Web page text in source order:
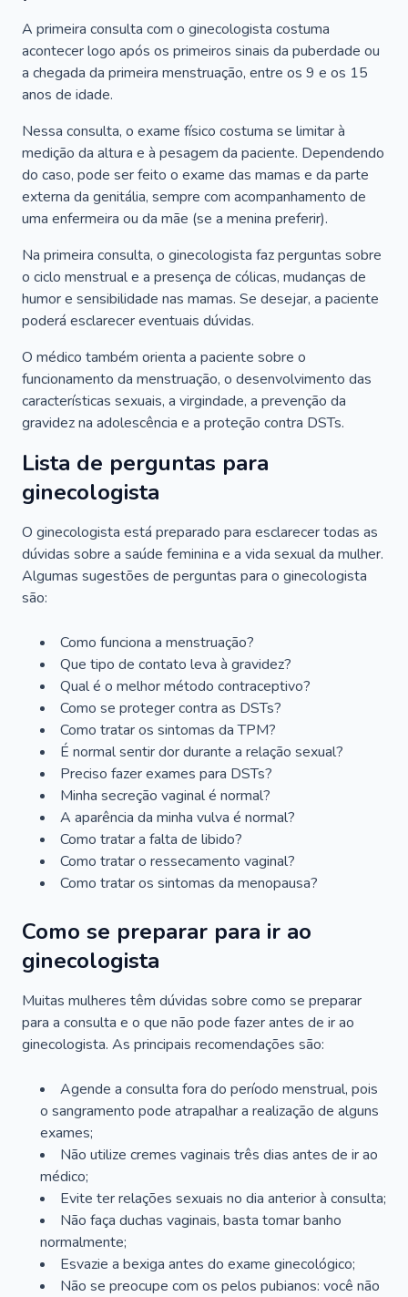
A primeira consulta com o ginecologista costuma
acontecer logo após os primeiros sinais da puberdade ou
a chegada da primeira menstruação, entre os 9 e os 15
anos de idade.
Nessa consulta, o exame físico costuma se limitar à
medição da altura e à pesagem da paciente. Dependendo
do caso, pode ser feito o exame das mamas e da parte
externa da genitália, sempre com acompanhamento de
uma enfermeira ou da mãe (se a menina preferir).
Na primeira consulta, o ginecologista faz perguntas sobre
o ciclo menstrual e a presença de cólicas, mudanças de
humor e sensibilidade nas mamas. Se desejar, a paciente
poderá esclarecer eventuais dúvidas.
O médico também orienta a paciente sobre o
funcionamento da menstruação, o desenvolvimento das
características sexuais, a virgindade, a prevenção da
gravidez na adolescência e a proteção contra DSTs.
Lista de perguntas para
ginecologista
O ginecologista está preparado para esclarecer todas as
dúvidas sobre a saúde feminina e a vida sexual da mulher.
Algumas sugestões de perguntas para o ginecologista
são:
Como funciona a menstruação?
Que tipo de contato leva à gravidez?
Qual é o melhor método contraceptivo?
Como se proteger contra as DSTs?
Como tratar os sintomas da TPM?
É normal sentir dor durante a relação sexual?
Preciso fazer exames para DSTs?
Minha secreção vaginal é normal?
A aparência da minha vulva é normal?
Como tratar a falta de libido?
Como tratar o ressecamento vaginal?
Como tratar os sintomas da menopausa?
Como se preparar para ir ao
ginecologista
Muitas mulheres têm dúvidas sobre como se preparar
para a consulta e o que não pode fazer antes de ir ao
ginecologista. As principais recomendações são:
Agende a consulta fora do período menstrual, pois
o sangramento pode atrapalhar a realização de alguns
exames;
Não utilize cremes vaginais três dias antes de ir ao
médico;
Evite ter relações sexuais no dia anterior à consulta;
Não faça duchas vaginais, basta tomar banho
normalmente;
Esvazie a bexiga antes do exame ginecológico;
Não se preocupe com os pelos pubianos: você não